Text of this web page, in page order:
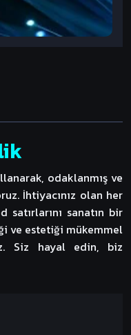
odaklanmış ve
İhtiyacınız olan her
sanatın bir
ve estetiği mükemmel
Siz hayal edin, biz